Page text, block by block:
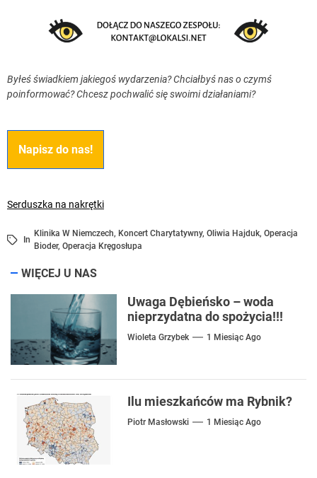
Byłeś świadkiem jakiegoś wydarzenia? Chciałbyś nas o czymś
poinformować? Chcesz pochwalić się swoimi działaniami?
Napisz do nas!
Serduszka na nakrętki
In
Klinika W Niemczech, Koncert Charytatywny, Oliwia Hajduk, Operacja
Bioder, Operacja Kręgosłupa
WIĘCEJ U NAS
Uwaga Dębieńsko – woda
nieprzydatna do spożycia!!!
Wioleta Grzybek 1 Miesiąc Ago
Ilu mieszkańców ma Rybnik?
Piotr Masłowski 1 Miesiąc Ago